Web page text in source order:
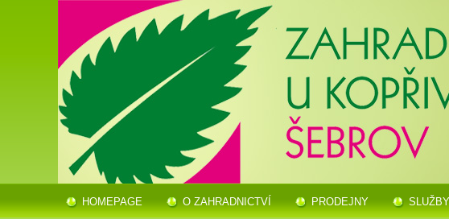
HOMEPAGE O ZAHRADNICTVÍ PRODEJNY SLUŽBY